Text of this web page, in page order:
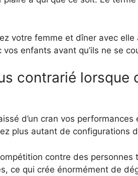
votre femme et dîner avec
enfants avant qu’ils ne se
contrarié lorsque
d’un cran vos
plus autant de configurations
contre des
ce qui crée énormément de